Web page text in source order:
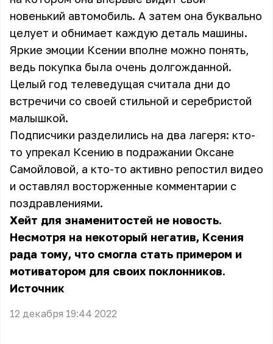
новенький автомобиль. А затем она буквально
целует и обнимает каждую деталь машины.
Яркие эмоции Ксении вполне можно понять,
ведь покупка была очень долгожданной.
Целый год телеведущая считала дни до
встречичи со своей стильной и серебристой
малышкой.
Подписчики разделились на два лагеря: кто-
то упрекал Ксению в подражании Оксане
Самойловой, а кто-то активно репостил видео
и оставлял восторженные комментарии с
поздравлениями.
Хейт для знаменитостей не новость.
Несмотря на некоторый негатив, Ксения
рада тому, что смогла стать примером и
мотиватором для своих поклонников.
Источник
12 декабря 19:44 2022